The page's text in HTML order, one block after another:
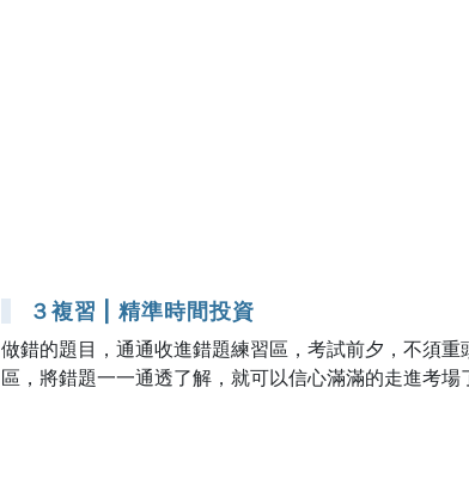
３複習 | 精準時間投資
做錯的題目，通通收進錯題練習區，考試前夕，不須
區，將錯題一一通透了解，就可以信心滿滿的走進考場